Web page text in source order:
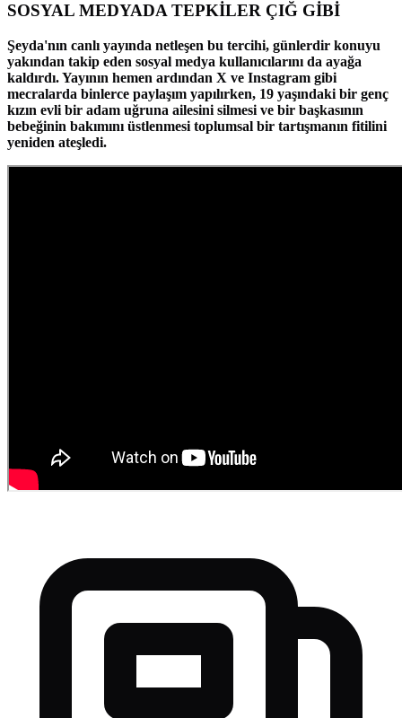
SOSYAL MEDYADA TEPKİLER ÇIĞ GİBİ
Şeyda'nın canlı yayında netleşen bu tercihi, günlerdir konuyu
yakından takip eden sosyal medya kullanıcılarını da ayağa
kaldırdı. Yayının hemen ardından X ve Instagram gibi
mecralarda binlerce paylaşım yapılırken, 19 yaşındaki bir genç
kızın evli bir adam uğruna ailesini silmesi ve bir başkasının
bebeğinin bakımını üstlenmesi toplumsal bir tartışmanın fitilini
yeniden ateşledi.